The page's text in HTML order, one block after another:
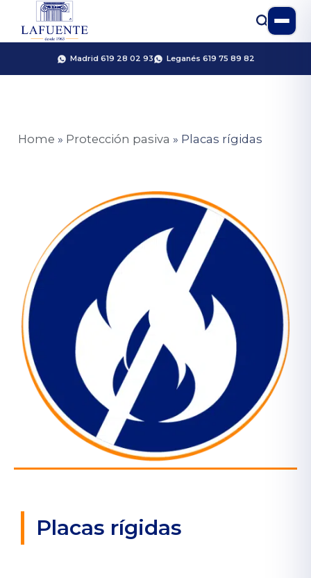
Madrid 619 28 02 93 Leganés 619 75 89 82
Home » Protección pasiva » Placas rígidas
Placas rígidas